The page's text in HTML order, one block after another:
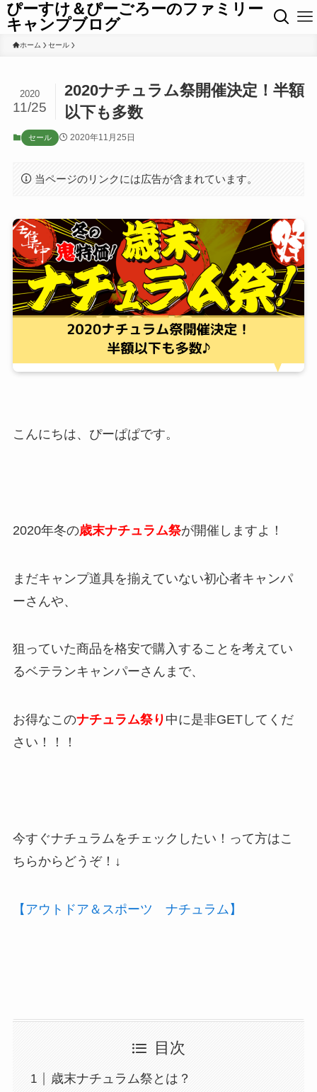
ぴーすけ＆ぴーごろーのファミリー
キャンプブログ
ホーム セール
2020ナチュラム祭開催決定！半額
以下も多数
2020
11/25
セール 2020年11月25日
当ページのリンクには広告が含まれています。
こんにちは、ぴーぱぱです。
2020年冬の歳末ナチュラム祭が開催しますよ！
まだキャンプ道具を揃えていない初心者キャンパ
ーさんや、
狙っていた商品を格安で購入することを考えてい
るベテランキャンパーさんまで、
お得なこのナチュラム祭り 中に是非GETしてくだ
さい！！！
今すぐナチュラムをチェックしたい！って方はこ
ちらからどうぞ！↓
【アウトドア＆スポーツ ナチュラム】
目次
歳末ナチュラム祭とは？